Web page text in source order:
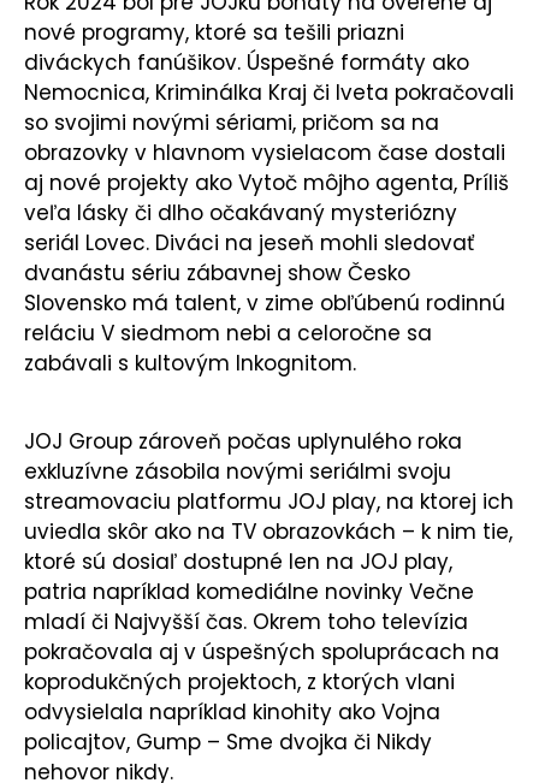
nové programy, ktoré sa tešili priazni
diváckych fanúšikov. Úspešné formáty ako
Nemocnica, Kriminálka Kraj či Iveta pokračovali
so svojimi novými sériami, pričom sa na
obrazovky v hlavnom vysielacom čase dostali
aj nové projekty ako Vytoč môjho agenta, Príliš
veľa lásky či dlho očakávaný mysteriózny
seriál Lovec. Diváci na jeseň mohli sledovať
dvanástu sériu zábavnej show Česko
Slovensko má talent, v zime obľúbenú rodinnú
reláciu V siedmom nebi a celoročne sa
zabávali s kultovým Inkognitom.
JOJ Group zároveň počas uplynulého roka
exkluzívne zásobila novými seriálmi svoju
streamovaciu platformu JOJ play, na ktorej ich
uviedla skôr ako na TV obrazovkách – k nim tie,
ktoré sú dosiaľ dostupné len na JOJ play,
patria napríklad komediálne novinky Večne
mladí či Najvyšší čas. Okrem toho televízia
pokračovala aj v úspešných spoluprácach na
koprodukčných projektoch, z ktorých vlani
odvysielala napríklad kinohity ako Vojna
policajtov, Gump – Sme dvojka či Nikdy
nehovor nikdy.